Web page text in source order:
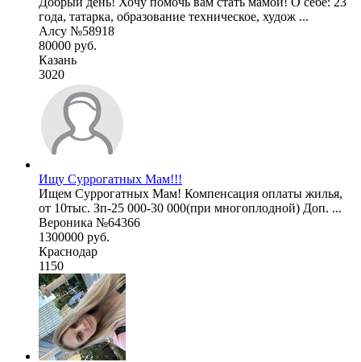
года, татарка, образование техническое, худож ...
Алсу №58918
80000 руб.
Казань
3020
Ищу Суррогатных Мам!!!
Ищем Суррогатных Мам! Компенсация оплаты жилья,
от 10тыс. Зп-25 000-30 000(при многоплодной) Доп. ...
Вероника №64366
1300000 руб.
Краснодар
1150